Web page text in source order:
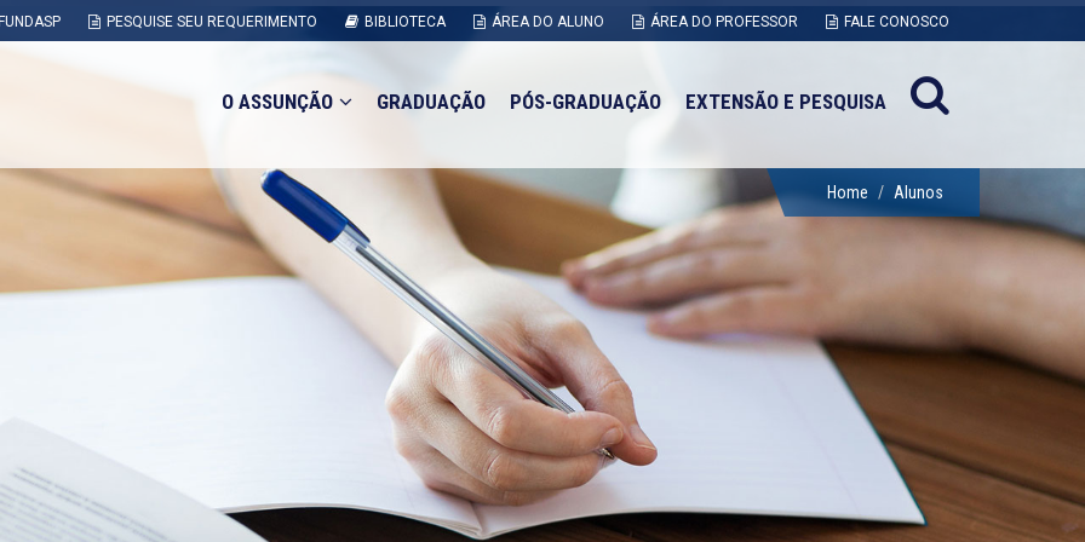
PESQUISE SEU REQUERIMENTO BIBLIOTECA ÁREA DO ALUNO ÁREA DO PROFESSOR FALE CONOSCO
O ASSUNÇÃO GRADUAÇÃO PÓS-GRADUAÇÃO EXTENSÃO E PESQUISA
Home Alunos